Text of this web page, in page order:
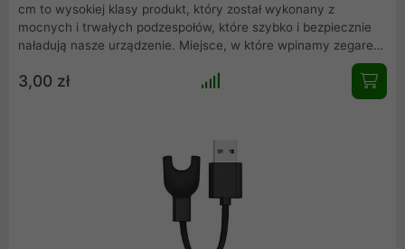
cm to wysokiej klasy produkt, który został wykonany z
mocnych i trwałych podzespołów, które szybko i bezpiecznie
naładują nasze urządzenie. Miejsce, w które wpinamy zegarek
wykonane z wysokiej jakości, które jest idealnie dopasowane
pod Xiaomi Mi Band 4, dzięki czemu podczas ładowania nie
3,00 zł